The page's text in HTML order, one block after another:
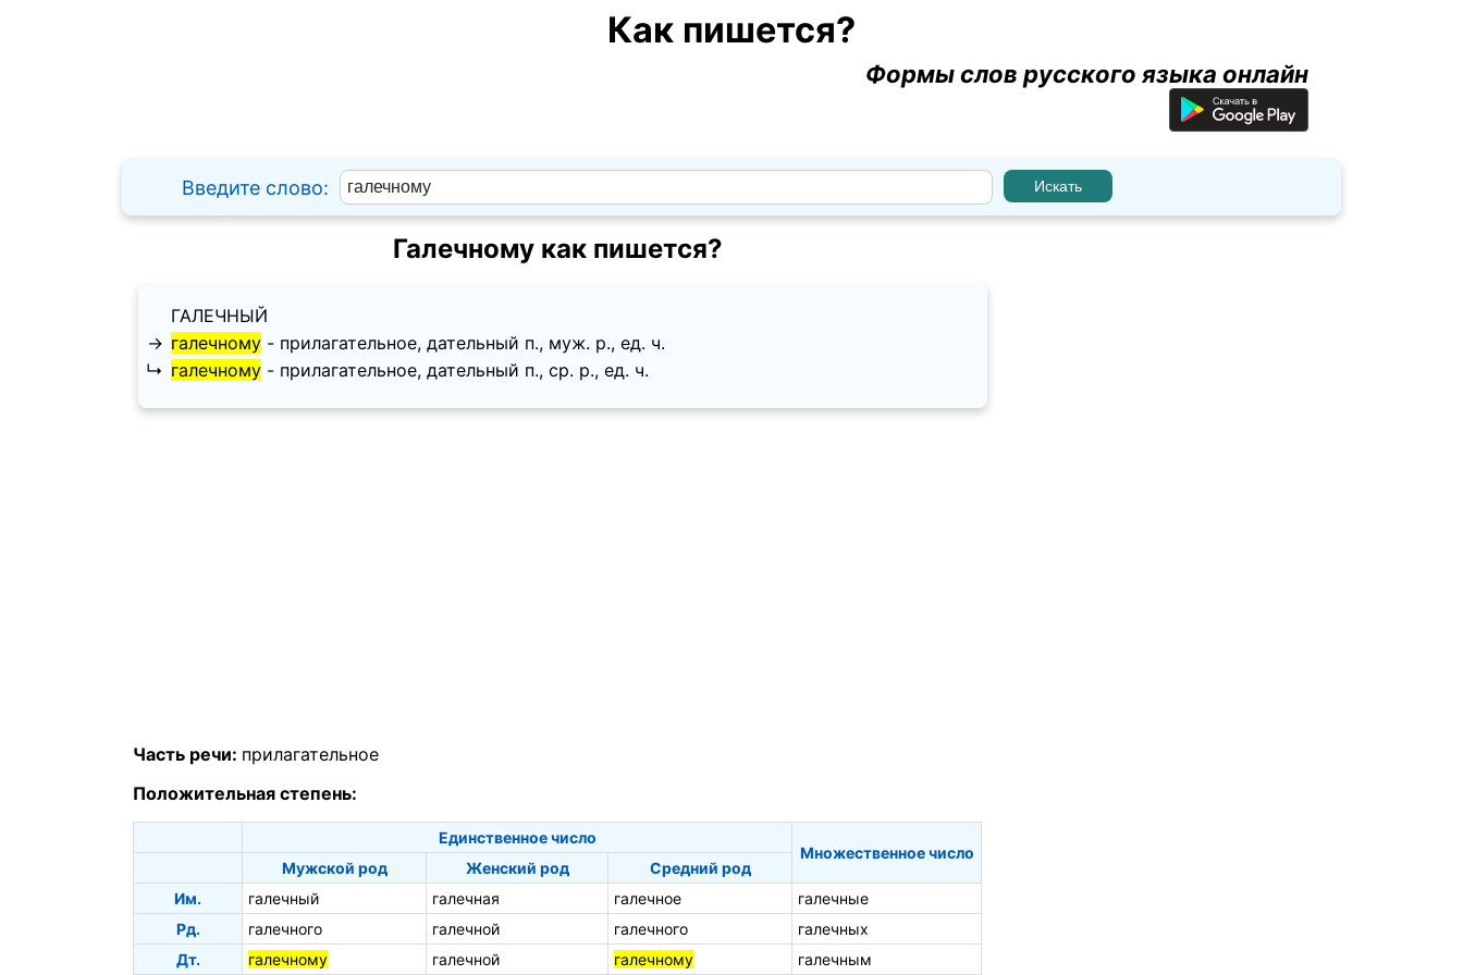
Как пишется?
Формы слов русского языка онлайн
Введите слово:
Галечному как пишется?
ГАЛЕЧНЫЙ
→ галечному - прилагательное, дательный п., муж. p., ед. ч.
↳ галечному - прилагательное, дательный п., ср. p., ед. ч.
Часть речи: прилагательное
Положительная степень:
Единственное число
Множественное число
Мужской род
Женский род
Средний род
Им.
галечный галечная галечное
галечные
Рд.
галечного галечной галечного
галечных
Дт.
галечному галечной галечному галечным